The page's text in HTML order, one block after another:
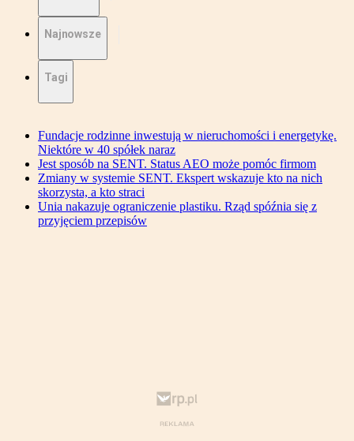
Najnowsze
Tagi
Fundacje rodzinne inwestują w nieruchomości i energetykę.
Niektóre w 40 spółek naraz
Jest sposób na SENT. Status AEO może pomóc firmom
Zmiany w systemie SENT. Ekspert wskazuje kto na nich
skorzysta, a kto straci
Unia nakazuje ograniczenie plastiku. Rząd spóźnia się z
przyjęciem przepisów